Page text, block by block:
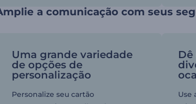
a comunicação com seus
Uma grande variedade
de opções de
personalização
Personalize seu cartão
Use